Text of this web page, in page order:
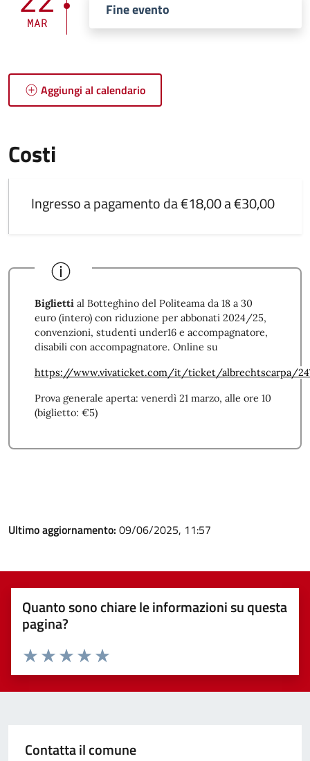
MAR
Fine evento
Aggiungi al calendario
Costi
Ingresso a pagamento da €18,00 a €30,00
Biglietti al Botteghino del Politeama da 18 a 30
euro (intero) con riduzione per abbonati 2024/25,
convenzioni, studenti under16 e accompagnatore,
disabili con accompagnatore. Online su
https://www.vivaticket.com/it/ticket/albrechtscarpa/
Prova generale aperta: venerdì 21 marzo, alle ore 10
(biglietto: €5)
Ultimo aggiornamento: 09/06/2025, 11:57
Quanto sono chiare le informazioni su questa
pagina?
Valuta 5 stelle su 5
Valuta 4 stelle su 5
Valuta 3 stelle su 5
Valuta 2 stelle su 5
Valuta 1 stelle su 5
Contatta il comune